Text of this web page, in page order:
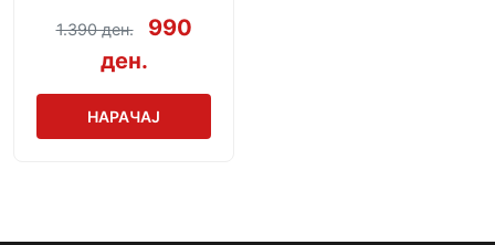
mAh + кабел за
полнење
1.390 ден.
990
ден.
НАРАЧАЈ